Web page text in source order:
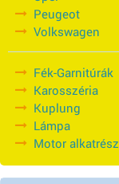
Peugeot
Volkswagen
Fék-Garnitúrák
Karosszéria
Kuplung
Lámpa
Motor alkatrész